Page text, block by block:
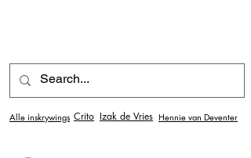
Alle inskrywings Crito Izak de Vries Hennie van Deventer